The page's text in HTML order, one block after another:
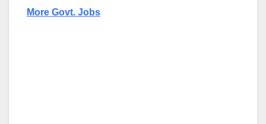
More Govt. Jobs